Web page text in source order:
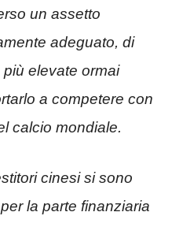
un assetto
adeguato, di
elevate ormai
a competere con
calcio mondiale.
cinesi si sono
la parte finanziaria